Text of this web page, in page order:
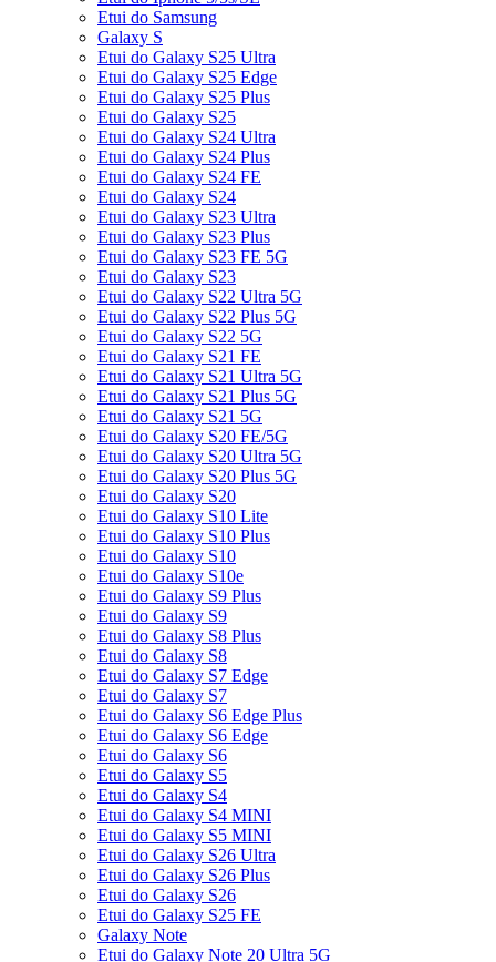
Etui do Samsung
Galaxy S
Etui do Galaxy S25 Ultra
Etui do Galaxy S25 Edge
Etui do Galaxy S25 Plus
Etui do Galaxy S25
Etui do Galaxy S24 Ultra
Etui do Galaxy S24 Plus
Etui do Galaxy S24 FE
Etui do Galaxy S24
Etui do Galaxy S23 Ultra
Etui do Galaxy S23 Plus
Etui do Galaxy S23 FE 5G
Etui do Galaxy S23
Etui do Galaxy S22 Ultra 5G
Etui do Galaxy S22 Plus 5G
Etui do Galaxy S22 5G
Etui do Galaxy S21 FE
Etui do Galaxy S21 Ultra 5G
Etui do Galaxy S21 Plus 5G
Etui do Galaxy S21 5G
Etui do Galaxy S20 FE/5G
Etui do Galaxy S20 Ultra 5G
Etui do Galaxy S20 Plus 5G
Etui do Galaxy S20
Etui do Galaxy S10 Lite
Etui do Galaxy S10 Plus
Etui do Galaxy S10
Etui do Galaxy S10e
Etui do Galaxy S9 Plus
Etui do Galaxy S9
Etui do Galaxy S8 Plus
Etui do Galaxy S8
Etui do Galaxy S7 Edge
Etui do Galaxy S7
Etui do Galaxy S6 Edge Plus
Etui do Galaxy S6 Edge
Etui do Galaxy S6
Etui do Galaxy S5
Etui do Galaxy S4
Etui do Galaxy S4 MINI
Etui do Galaxy S5 MINI
Etui do Galaxy S26 Ultra
Etui do Galaxy S26 Plus
Etui do Galaxy S26
Etui do Galaxy S25 FE
Galaxy Note
Etui do Galaxy Note 20 Ultra 5G